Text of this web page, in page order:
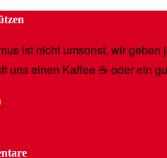
ist nicht umsonst, wir
uns einen Kaffee ☕️ oder ein